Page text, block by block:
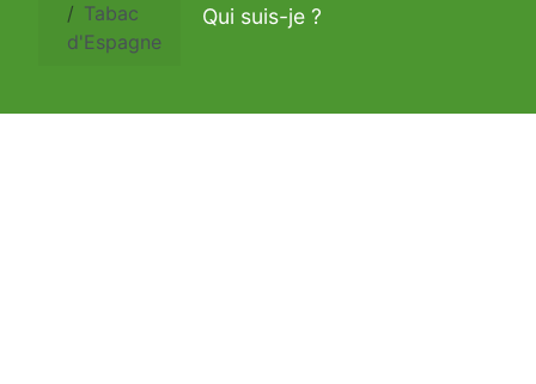
Tabac
d'Espagne
Qui suis-je ?